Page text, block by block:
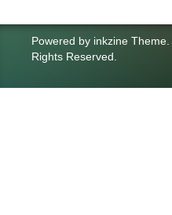
Powered by inkzine Theme
Rights Reserved.